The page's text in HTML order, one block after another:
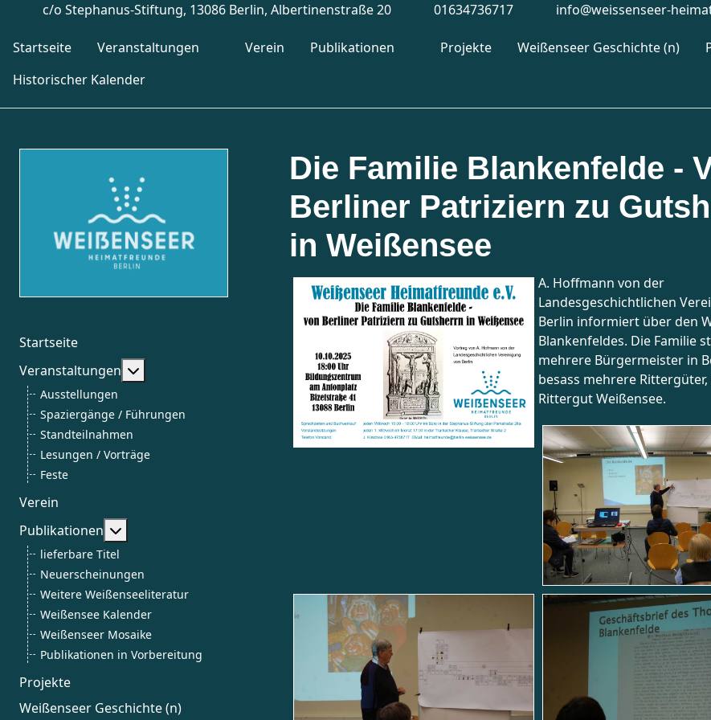
c/o Stephanus-Stiftung, 13086 Berlin, Albertinenstraße 20 01634736717 info@weissenseer-
Startseite Veranstaltungen Verein Publikationen Projekte Weißenseer Geschichte (n)
Historischer Kalender
Startseite
Veranstaltungen
Weitere Informationen: Veranstaltungen
Ausstellungen
Spaziergänge / Führungen
Standteilnahmen
Lesungen / Vorträge
Feste
Verein
Publikationen
Weitere Informationen: Publikationen
lieferbare Titel
Neuerscheinungen
Weitere Weißenseeliteratur
Weißensee Kalender
Weißenseer Mosaike
Publikationen in Vorbereitung
Projekte
Weißenseer Geschichte (n)
Die Familie Blankenfelde -
Berliner Patriziern zu
in Weißensee
A. Hoffmann von der
Landesgeschichtlichen
Berlin informiert über den
Blankenfeldes. Die Familie
mehrere Bürgermeister in
besass mehrere Rittergüter,
Rittergut Weißensee.